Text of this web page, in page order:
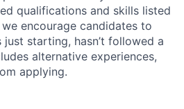
qualifications and skills listed
encourage candidates to
starting, hasn’t followed a
alternative experiences,
applying.